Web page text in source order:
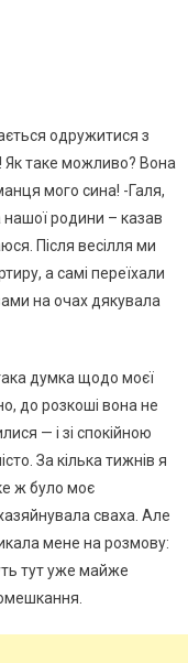
одружитися з
Як таке можливо? Вона
мого сина! -Галя,
нашої родини – казав
Після весілля ми
а самі переїхали
на очах дякувала
думка щодо моєї
до розкоші вона не
— і зі спокійною
За кілька тижнів я
ж було моє
сваха. Але
мене на розмову:
тут уже майже